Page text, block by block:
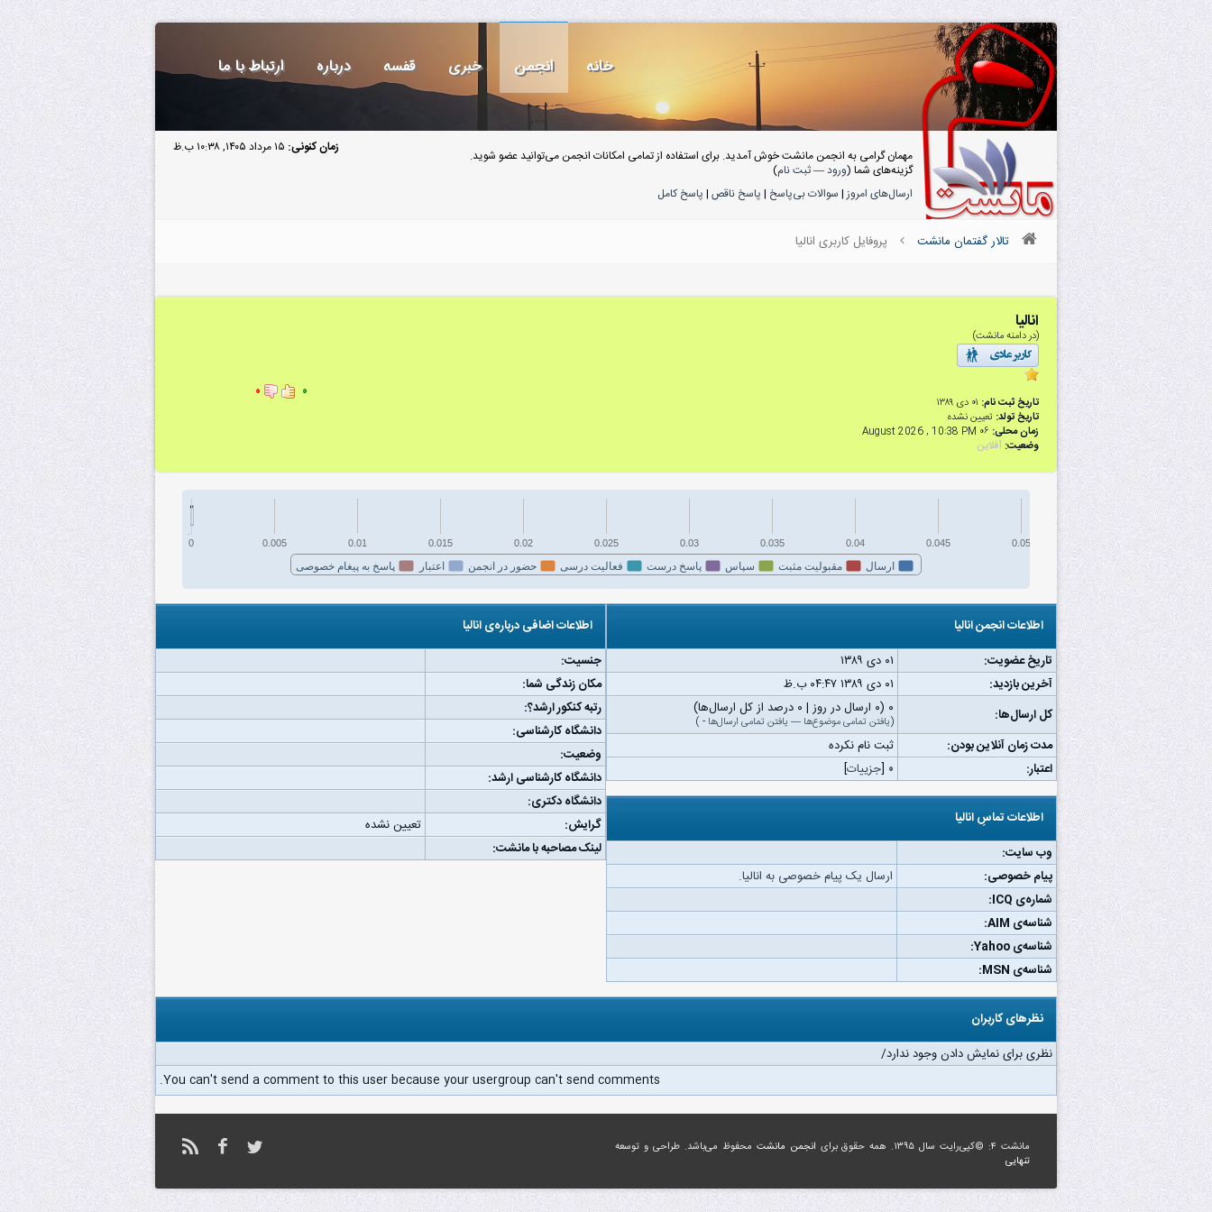
خانه انجمن خبری قفسه درباره ارتباط با ما
زمان کنونی: ۱۵ مرداد ۱۴۰۵, ۱۰:۳۸ ب.ظ
مهمان گرامی به انجمن مانشت خوش آمدید. برای استفاده از تمامی امکانات انجمن می‌توانید عضو شوید.
گزینه‌های شما (ورود—ثبت نام)
ارسال‌های امروز| سوالات بی‌پاسخ | پاسخ ناقص | پاسخ کامل
تالار گفتمان مانشت پروفایل کاربری انالیا
انالیا
(در دامنه مانشت)
تاریخ ثبت نام: ۰۱ دى ۱۳۸۹
تاریخ تولد: تعیین نشده
زمان محلی: ۰۶ August 2026 , 10:38 PM
وضعیت: آفلاین
۰ ۰
ارسال مقبولیت مثبت سپاس پاسخ درست فعالیت درسی حضور در انجمن اعتبار پاسخ به پیغام خصوصی
0 0.005 0.01 0.015 0.02 0.025 0.03 0.035 0.04 0.045 0.05
اطلاعات انجمن انالیا
تاریخ عضویت:
۰۱ دى ۱۳۸۹
آخرین بازدید:
۰۱ دى ۱۳۸۹ ۰۴:۴۷ ب.ظ
کل ارسال‌ها:
۰ (۰ ارسال در روز | ۰ درصد از کل ارسال‌ها)
(یافتن تمامی موضوع‌ها — یافتن تمامی ارسال‌ها -
)
مدت زمان آنلاین بودن:
ثبت نام نکرده
اعتبار:
۰ [جزییات]
اطلاعات تماسِ انالیا
وب‌ سایت:
پیام خصوصی:
ارسال یک پیام خصوصی به انالیا.
شماره‌ی ICQ:
شناسه‌ی AIM:
شناسه‌ی Yahoo:
شناسه‌ی MSN:
اطلاعات اضافی درباره‌ی انالیا
جنسیت:
مکان زندگی شما:
رتبه کنکور ارشد؟:
دانشگاه کارشناسی:
وضعیت:
دانشگاه کارشناسی ارشد:
دانشگاه دکتری:
گرایش:
تعیین نشده
لینک مصاحبه با مانشت:
نظرهای کاربران
نظری برای نمایش دادن وجود ندارد/
You can't send a comment to this user because your usergroup can't send comments.
مانشت ۴: ©کپی‌رایت سال ۱۳۹۵. همه حقوق برای انجمن مانشت محفوظ می‌باشد. طراحی و توسعه
تنهایی